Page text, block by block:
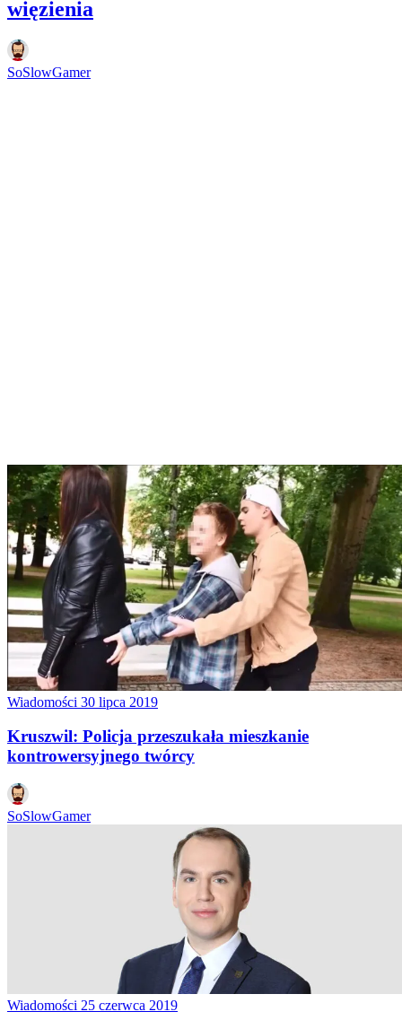
więzienia
SoSlowGamer
Wiadomości 30 lipca 2019
Kruszwil: Policja przeszukała mieszkanie
kontrowersyjnego twórcy
SoSlowGamer
Wiadomości 25 czerwca 2019